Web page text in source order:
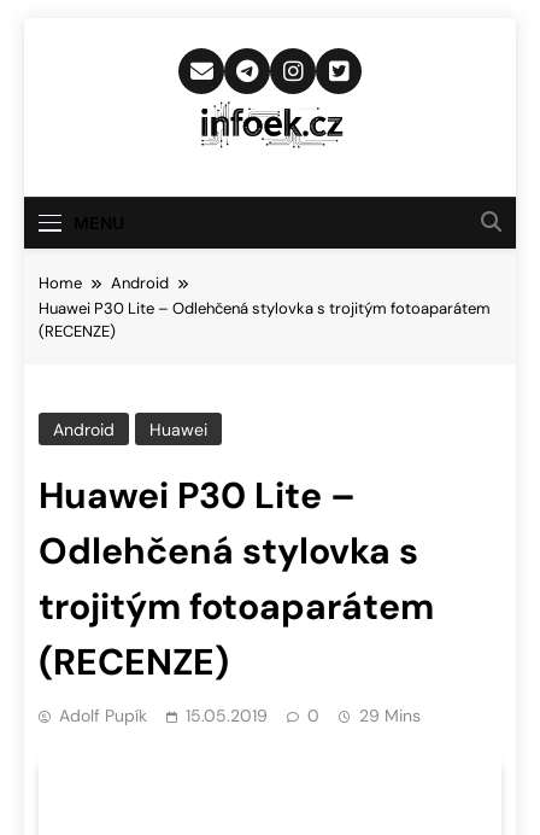
Infoek.cz
Novinkám
Home
Android
Huawei P30 Lite – Odlehčená stylovka s trojitým fotoaparátem
(RECENZE)
Android Huawei
Huawei P30 Lite –
Odlehčená stylovka s
trojitým fotoaparátem
(RECENZE)
Adolf Pupík 15.05.2019 0 29 Mins